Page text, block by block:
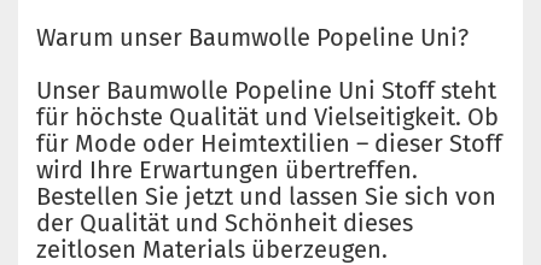
Warum unser Baumwolle Popeline Uni?
Unser Baumwolle Popeline Uni Stoff steht
für höchste Qualität und Vielseitigkeit. Ob
für Mode oder Heimtextilien – dieser Stoff
wird Ihre Erwartungen übertreffen.
Bestellen Sie jetzt und lassen Sie sich von
der Qualität und Schönheit dieses
zeitlosen Materials überzeugen.